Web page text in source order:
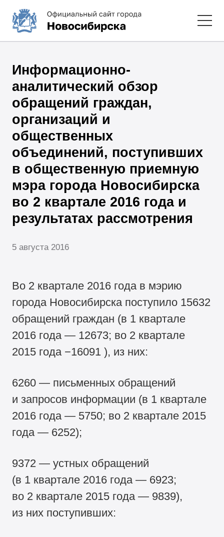
Информационно-
аналитический обзор
обращений граждан,
организаций и
общественных
объединений, поступивших
в общественную приемную
мэра города Новосибирска
во 2 квартале 2016 года и
результатах рассмотрения
5 августа 2016
Во 2 квартале 2016 года в мэрию
города Новосибирска поступило 15632
обращений граждан (в 1 квартале
2016 года — 12673; во 2 квартале
2015 года −16091 ), из них:
6260 — письменных обращений
и запросов информации (в 1 квартале
2016 года — 5750; во 2 квартале 2015
года — 6252);
9372 — устных обращений
(в 1 квартале 2016 года — 6923;
во 2 квартале 2015 года — 9839),
из них поступивших: